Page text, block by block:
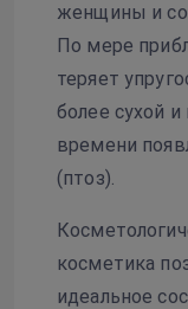
женщины и
По мере
теряет
более сухой
времени
(птоз).
косметика
идеальное